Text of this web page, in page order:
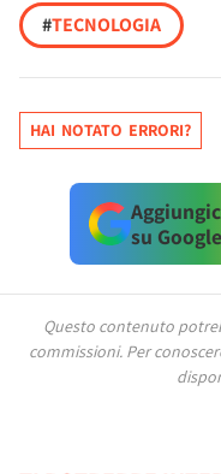
#TECNOLOGIA
HAI NOTATO ERRORI?
su Google
Questo contenuto
commissioni. Per